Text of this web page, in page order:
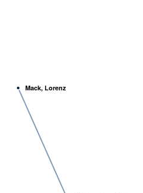
Mack, Lorenz